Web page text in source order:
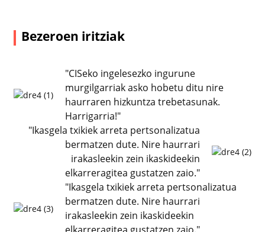
Bezeroen iritziak
"CISeko ingelesezko ingurune
murgilgarriak asko hobetu ditu nire
haurraren hizkuntza trebetasunak.
Harrigarria!"
"Ikasgela txikiek arreta pertsonalizatua
bermatzen dute. Nire haurrari
irakasleekin zein ikaskideekin
elkarreragitea gustatzen zaio."
"Ikasgela txikiek arreta pertsonalizatua
bermatzen dute. Nire haurrari
irakasleekin zein ikaskideekin